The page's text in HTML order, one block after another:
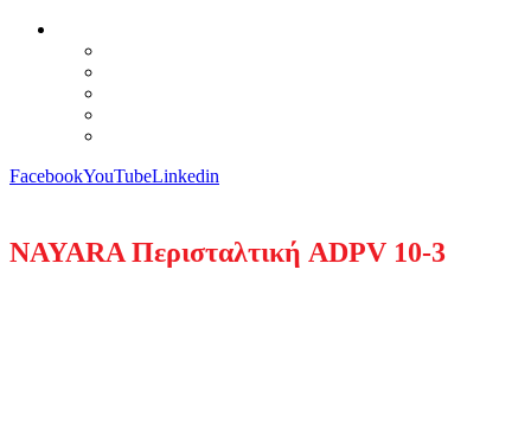
FacebookYouTubeLinkedin
NAYARA Περισταλτική ADPV 10-3